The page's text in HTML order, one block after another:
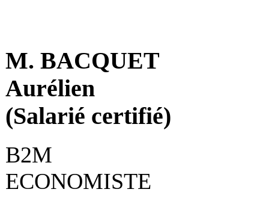
M. BACQUET
Aurélien
(Salarié certifié)
B2M
ECONOMISTE